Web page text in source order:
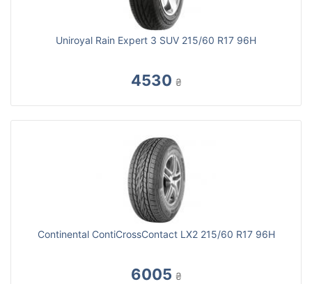
Uniroyal Rain Expert 3 SUV 215/60 R17 96H
4530 ₴
Continental ContiCrossContact LX2 215/60 R17 96H
6005 ₴